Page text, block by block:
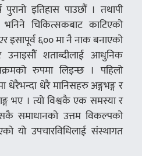
इतिहास पाउछौं । तथापी
भनिने चिकित्सकबाट काटिएको
इसापूर्व ६०० मा नै नाक बनाएको
शताब्दीलाई आधुनिक
रुपमा लिइन्छ । पहिलो
धेरैभन्दा धेरै मानिसहरु अङ्गभङ्ग र
भए । त्यो विश्वकै एक समस्या र
समाधानको उत्तम विकल्पको
यो उपचारविधिलाई संस्थागत